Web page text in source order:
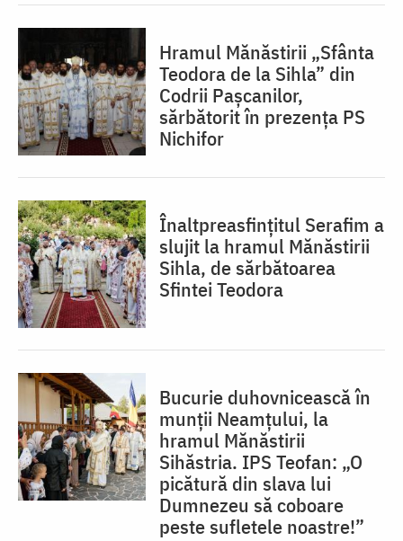
Hramul Mănăstirii „Sfânta
Teodora de la Sihla” din
Codrii Pașcanilor,
sărbătorit în prezența PS
Nichifor
Înaltpreasfințitul Serafim a
slujit la hramul Mănăstirii
Sihla, de sărbătoarea
Sfintei Teodora
Bucurie duhovnicească în
munții Neamțului, la
hramul Mănăstirii
Sihăstria. IPS Teofan: „O
picătură din slava lui
Dumnezeu să coboare
peste sufletele noastre!”